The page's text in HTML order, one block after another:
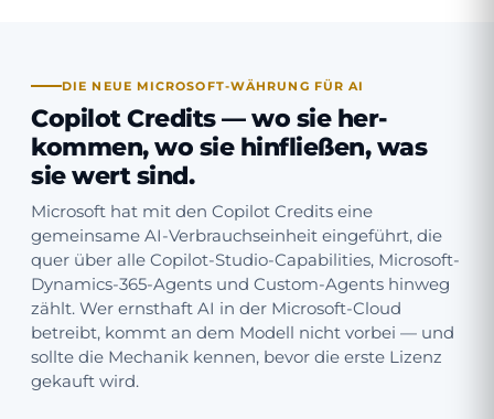
DIE NEUE MICROSOFT-WÄHRUNG FÜR AI
Copilot Credits — wo sie her­
kommen, wo sie hin­fließen, was
sie wert sind.
Microsoft hat mit den Copilot Credits eine
gemeinsame AI-Verbrauchs­einheit eingeführt, die
quer über alle Copilot-Studio-Capabilities, Microsoft-
Dynamics-365-Agents und Custom-Agents hinweg
zählt. Wer ernsthaft AI in der Microsoft-Cloud
betreibt, kommt an dem Modell nicht vorbei — und
sollte die Mechanik kennen, bevor die erste Lizenz
gekauft wird.